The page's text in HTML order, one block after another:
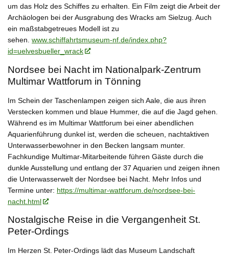
um das Holz des Schiffes zu erhalten. Ein Film zeigt die Arbeit der
Archäologen bei der Ausgrabung des Wracks am Sielzug. Auch
ein maßstabgetreues Modell ist zu
sehen. www.schiffahrtsmuseum-nf.de/index.php?
id=uelvesbueller_wrack
Nordsee bei Nacht im Nationalpark-Zentrum
Multimar Wattforum in Tönning
Im Schein der Taschenlampen zeigen sich Aale, die aus ihren
Verstecken kommen und blaue Hummer, die auf die Jagd gehen.
Während es im Multimar Wattforum bei einer abendlichen
Aquarienführung dunkel ist, werden die scheuen, nachtaktiven
Unterwasserbewohner in den Becken langsam munter.
Fachkundige Multimar-Mitarbeitende führen Gäste durch die
dunkle Ausstellung und entlang der 37 Aquarien und zeigen ihnen
die Unterwasserwelt der Nordsee bei Nacht. Mehr Infos und
Termine unter: https://multimar-wattforum.de/nordsee-bei-
nacht.html
Nostalgische Reise in die Vergangenheit St.
Peter-Ordings
Im Herzen St. Peter-Ordings lädt das Museum Landschaft